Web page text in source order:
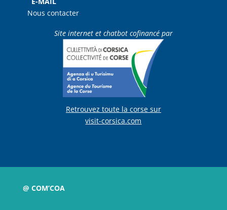
Nous contacter
Site internet et chatbot cofinancé par
Retrouvez toute la corse sur
visit-corsica.com
@ COM’COA